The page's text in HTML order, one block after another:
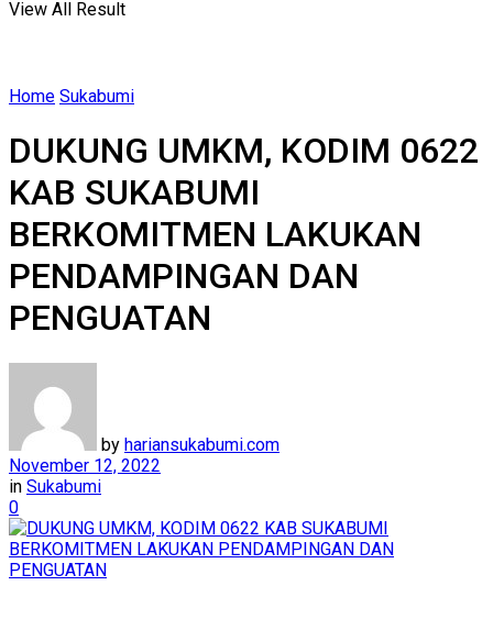
View All Result
Home Sukabumi
DUKUNG UMKM, KODIM 0622
KAB SUKABUMI
BERKOMITMEN LAKUKAN
PENDAMPINGAN DAN
PENGUATAN
by hariansukabumi.com
November 12, 2022
in Sukabumi
0